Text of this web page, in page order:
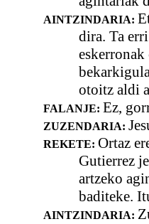
AINTZINDARIA:
dira. Ta
otoitz aldi
FALANJE: Ez,
ZUZENDARIA:
REKETE: Ortaz
Gutierrez
artzeko
baditeke.
AINTZINDARIA: